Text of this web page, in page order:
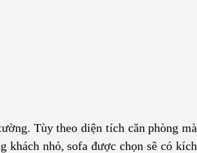
Tùy theo diện tích căn phòng mà
khách nhỏ, sofa được chọn sẽ có kích